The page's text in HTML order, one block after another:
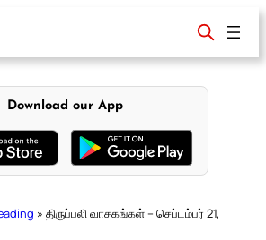
Download our App
» திருப்பலி வாசகங்கள் – செப்டம்பர் 21,